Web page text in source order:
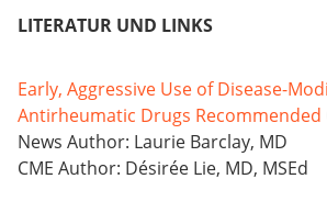
LITERATUR UND LINKS
Early, Aggressive Use of Disease-
Antirheumatic Drugs Recommended
News Author: Laurie Barclay, MD
CME Author: Désirée Lie, MD, MSEd